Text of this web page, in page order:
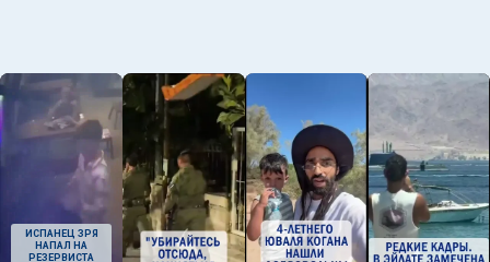
ИСПАНЕЦ ЗРЯ
НАПАЛ НА
РЕЗЕРВИСТА